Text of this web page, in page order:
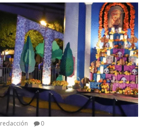
redacción 0